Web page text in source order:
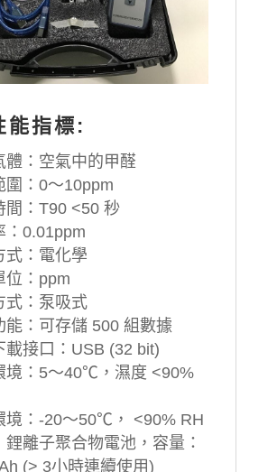
能指標:
體：空氣中的甲醛
圍：0～10ppm
間：T90 <50 秒
：0.01ppm
式：電化學
位：ppm
式：泵吸式
能：可存儲 500 組數據
載接口：USB (32 bit)
境：5～40℃，濕度 <90%
境：-20～50℃， <90% RH
鋰離子聚合物電池，容量：
(> 3小時連續使用)